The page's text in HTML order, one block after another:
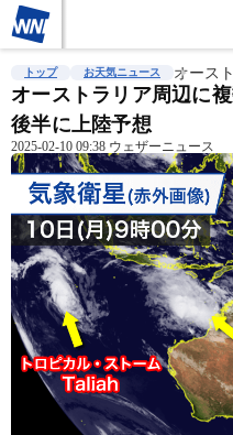
雨雲レーダー 台風情報 地
トップ お天気ニュース オース
オーストラリア周辺に
後半に上陸予想
2025-02-10 09:38 ウェザーニュース